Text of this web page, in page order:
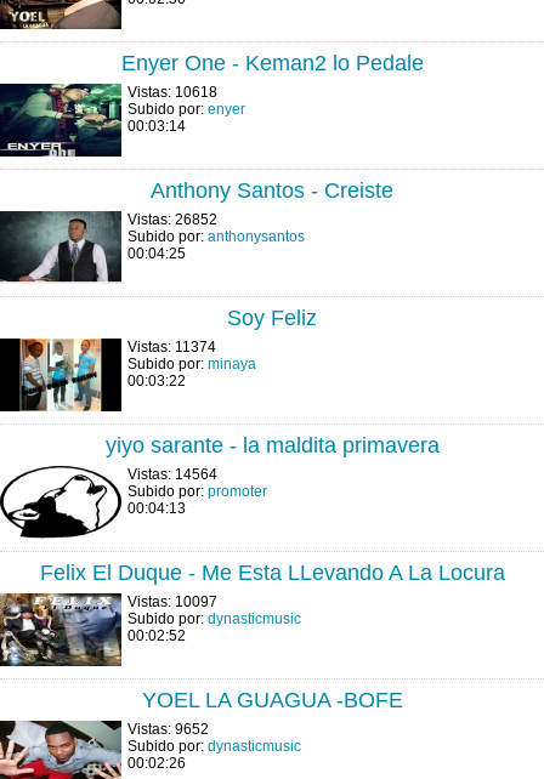
Enyer One - Keman2 lo Pedale
Vistas: 10618
Subido por: enyer
00:03:14
Anthony Santos - Creiste
Vistas: 26852
Subido por: anthonysantos
00:04:25
Soy Feliz
Vistas: 11374
Subido por: minaya
00:03:22
yiyo sarante - la maldita primavera
Vistas: 14564
Subido por: promoter
00:04:13
Felix El Duque - Me Esta LLevando A La Locura
Vistas: 10097
Subido por: dynasticmusic
00:02:52
YOEL LA GUAGUA -BOFE
Vistas: 9652
Subido por: dynasticmusic
00:02:26